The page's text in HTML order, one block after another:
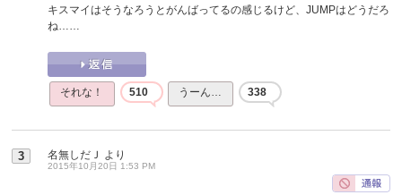
キスマイはそうなろうとがんばってるの感じるけど、JUMPはどうだろ
ね……
それな！ 510 うーん… 338
3 名無しだＪ より
2015年10月20日 1:53 PM